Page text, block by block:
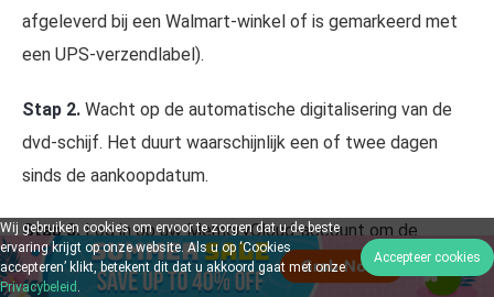
afgeleverd bij een Walmart-winkel of is gemarkeerd met
een UPS-verzendlabel).
Stap 2. Wacht op de automatische digitalisering van de
dvd-schijf. Het duurt waarschijnlijk een of twee dagen
sinds de aankoopdatum.
Stap 3. Log in op uw MemoryCloud-account om de
digitale kopie te vinden en download deze om later op
Wij gebruiken cookies om ervoor te zorgen dat u de beste
ervaring krijgt op onze website. Als u op ‘Cookies
accepteren’ klikt, betekent dit dat u akkoord gaat met onze
Privacybeleid
Accepteer cookies